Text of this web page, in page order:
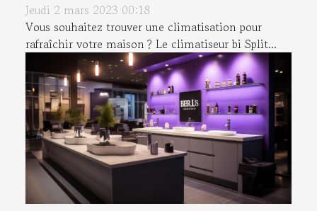
Jeudi 2 mars 2023 00:18
Vous souhaitez trouver une climatisation pour
rafraîchir votre maison ? Le climatiseur bi Split...